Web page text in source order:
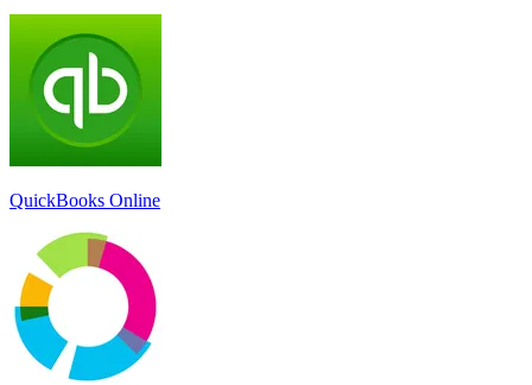
QuickBooks Online